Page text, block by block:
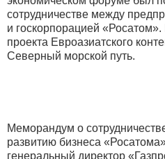
сотрудничестве между
и госкорпорацией
проекта Евроазиатского
Северный морской путь.
Меморандум о
развитию бизнеса
генеральный директор